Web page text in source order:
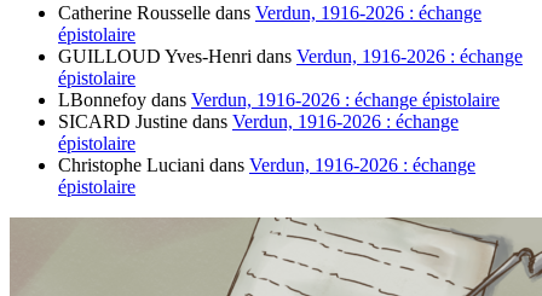
Catherine Rousselle dans Verdun, 1916-2026 : échange
épistolaire
GUILLOUD Yves-Henri dans Verdun, 1916-2026 : échange
épistolaire
LBonnefoy dans Verdun, 1916-2026 : échange épistolaire
SICARD Justine dans Verdun, 1916-2026 : échange
épistolaire
Christophe Luciani dans Verdun, 1916-2026 : échange
épistolaire